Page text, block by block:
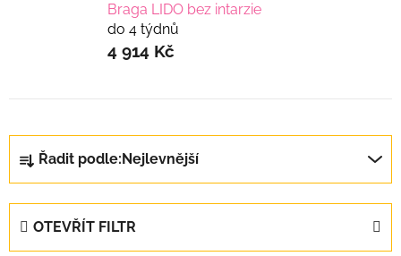
Braga LIDO bez intarzie
do 4 týdnů
4 914 Kč
a
z
n
Řadit podle: Nejlevnější
OTEVŘÍT FILTR